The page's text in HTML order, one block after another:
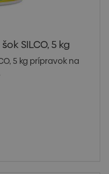
SILCO, 5 kg
5 kg prípravok na